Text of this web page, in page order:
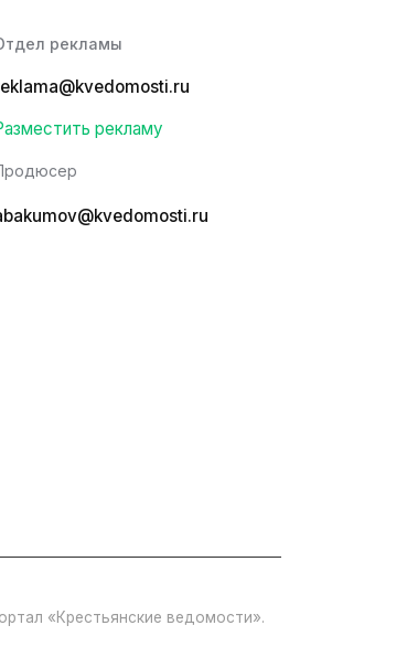
рекламы
рекламу
«Крестьянские ведомости».